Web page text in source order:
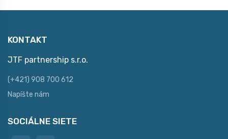
KONTAKT
JTF partnership s.r.o.
(+421) 908 700 612
Napíšte nám
SOCIÁLNE SIETE